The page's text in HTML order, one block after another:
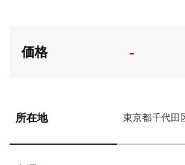
価格 -
所在地 東京都千代田